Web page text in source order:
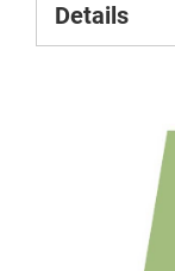
Details